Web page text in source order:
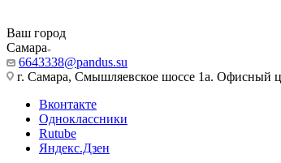
Ваш город
Самара
6643338@pandus.su
г. Самара, Смышляевское шоссе 1а. Офисный
Вконтакте
Одноклассники
Rutube
Яндекс.Дзен